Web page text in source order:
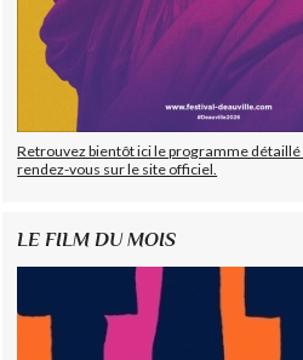
Retrouvez bientôt ici le programme
rendez-vous sur le site officiel.
LE FILM DU MOIS